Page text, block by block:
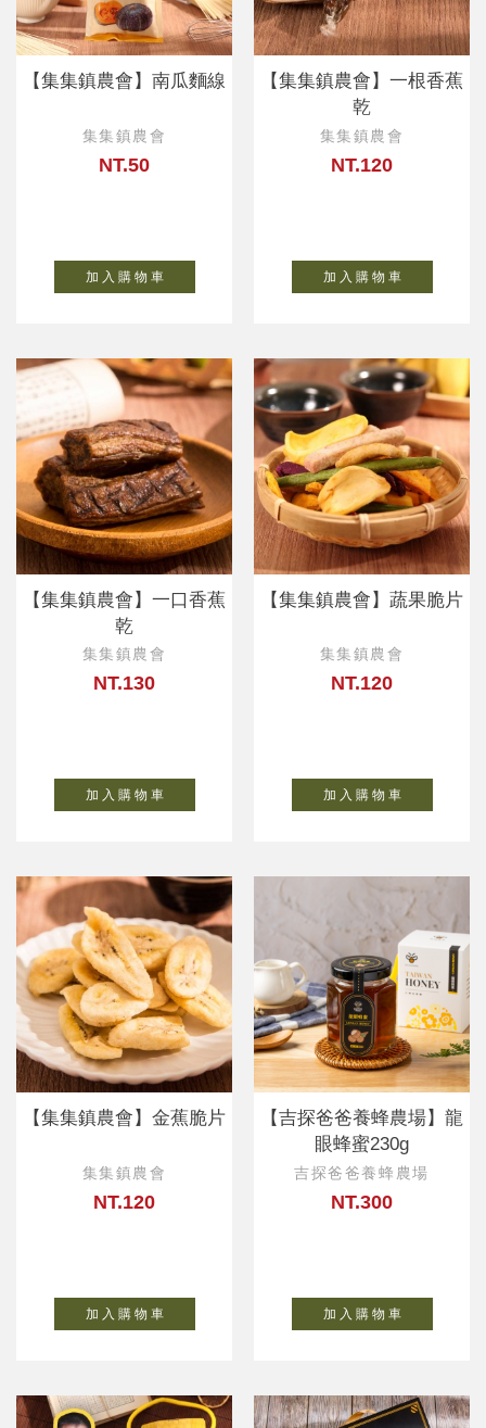
【集集鎮農會】南瓜麵線
集集鎮農會
NT.50
加 入 購 物 車
【集集鎮農會】一根香蕉
乾
集集鎮農會
NT.120
加 入 購 物 車
【集集鎮農會】一口香蕉
乾
集集鎮農會
NT.130
加 入 購 物 車
【集集鎮農會】蔬果脆片
集集鎮農會
NT.120
加 入 購 物 車
【集集鎮農會】金蕉脆片
集集鎮農會
NT.120
加 入 購 物 車
【吉探爸爸養蜂農場】龍
眼蜂蜜230g
吉探爸爸養蜂農場
NT.300
加 入 購 物 車